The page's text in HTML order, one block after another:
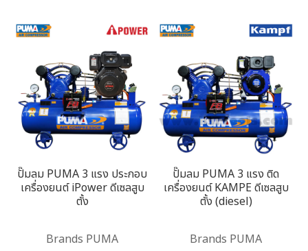
ปั๊มลม PUMA 3 แรง ประกอบ
เครื่องยนต์ iPower ดีเซลสูบ
ตั้ง
Brands PUMA
ปั๊มลม PUMA 3 แรง ติด
เครื่องยนต์ KAMPE ดีเซลสูบ
ตั้ง (diesel)
Brands PUMA